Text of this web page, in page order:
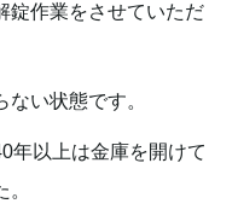
錠作業をさせていただ
い状態です。
年以上は金庫を開けて